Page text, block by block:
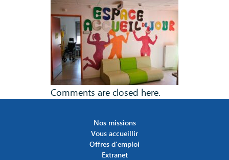
Comments are closed here.
Nos missions
Vous accueillir
Offres d’emploi
Extranet